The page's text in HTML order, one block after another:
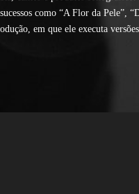
como “A Flor da Pele”,
em que ele executa